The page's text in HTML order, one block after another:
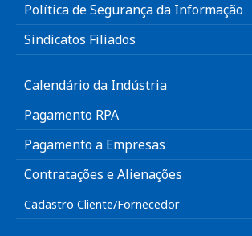
Política de Segurança da Informação
Sindicatos Filiados
Calendário da Indústria
Pagamento RPA
Pagamento a Empresas
Contratações e Alienações
Cadastro Cliente/Fornecedor